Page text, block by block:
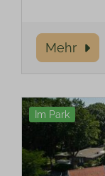
Mehr
Im Park